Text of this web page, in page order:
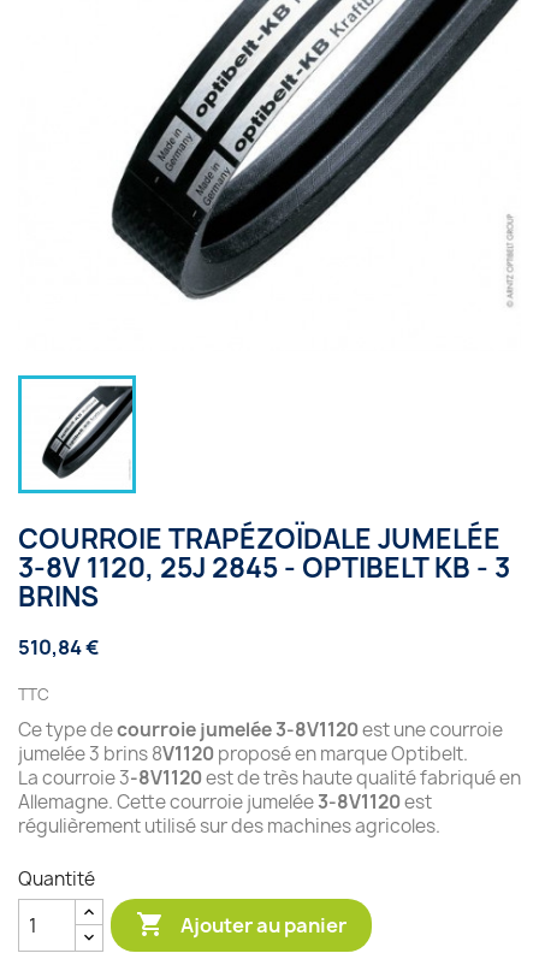
COURROIE TRAPÉZOÏDALE JUMELÉE
3-8V 1120, 25J 2845 - OPTIBELT KB - 3
BRINS
510,84 €
TTC
Ce type decourroie jumelée 3-8V1120est une courroie
jumelée 3 brins 8V1120proposé en marque Optibelt.
La courroie 3-8V1120est de très haute qualité fabriqué en
Allemagne. Cette courroie jumelée3-8V1120est
régulièrement utilisé sur des machines agricoles.
Quantité
 Ajouter au panier